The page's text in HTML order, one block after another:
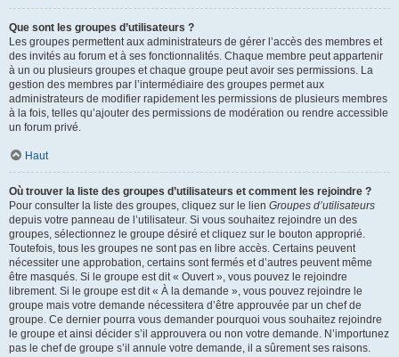
Que sont les groupes d’utilisateurs ?
Les groupes permettent aux administrateurs de gérer l’accès des membres et
des invités au forum et à ses fonctionnalités. Chaque membre peut appartenir
à un ou plusieurs groupes et chaque groupe peut avoir ses permissions. La
gestion des membres par l’intermédiaire des groupes permet aux
administrateurs de modifier rapidement les permissions de plusieurs membres
à la fois, telles qu’ajouter des permissions de modération ou rendre accessible
un forum privé.
Haut
Où trouver la liste des groupes d’utilisateurs et comment les rejoindre ?
Pour consulter la liste des groupes, cliquez sur le lien Groupes d’utilisateurs
depuis votre panneau de l’utilisateur. Si vous souhaitez rejoindre un des
groupes, sélectionnez le groupe désiré et cliquez sur le bouton approprié.
Toutefois, tous les groupes ne sont pas en libre accès. Certains peuvent
nécessiter une approbation, certains sont fermés et d’autres peuvent même
être masqués. Si le groupe est dit « Ouvert », vous pouvez le rejoindre
librement. Si le groupe est dit « À la demande », vous pouvez rejoindre le
groupe mais votre demande nécessitera d’être approuvée par un chef de
groupe. Ce dernier pourra vous demander pourquoi vous souhaitez rejoindre
le groupe et ainsi décider s’il approuvera ou non votre demande. N’importunez
pas le chef de groupe s’il annule votre demande, il a sûrement ses raisons.